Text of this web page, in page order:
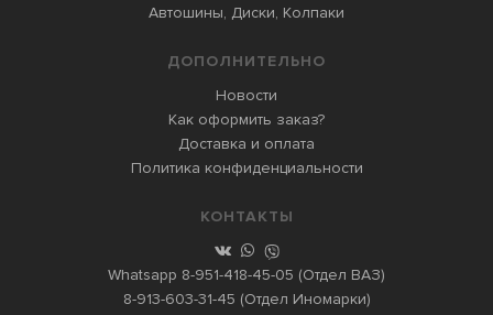
Автошины, Диски, Колпаки
ДОПОЛНИТЕЛЬНО
Новости
Как оформить заказ?
Доставка и оплата
Политика конфиденциальности
КОНТАКТЫ
Whatsapp 8-951-418-45-05 (Отдел ВАЗ)
8-913-603-31-45 (Отдел Иномарки)